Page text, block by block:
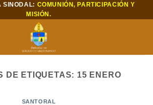
SINODAL: COMUNIÓN, PARTICIPACIÓN Y
MISIÓN.
DE ETIQUETAS: 15 ENERO
SANTORAL